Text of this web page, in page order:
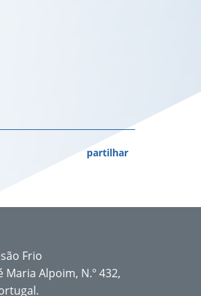
partilhar
Frio
Maria Alpoim, N.º 432,